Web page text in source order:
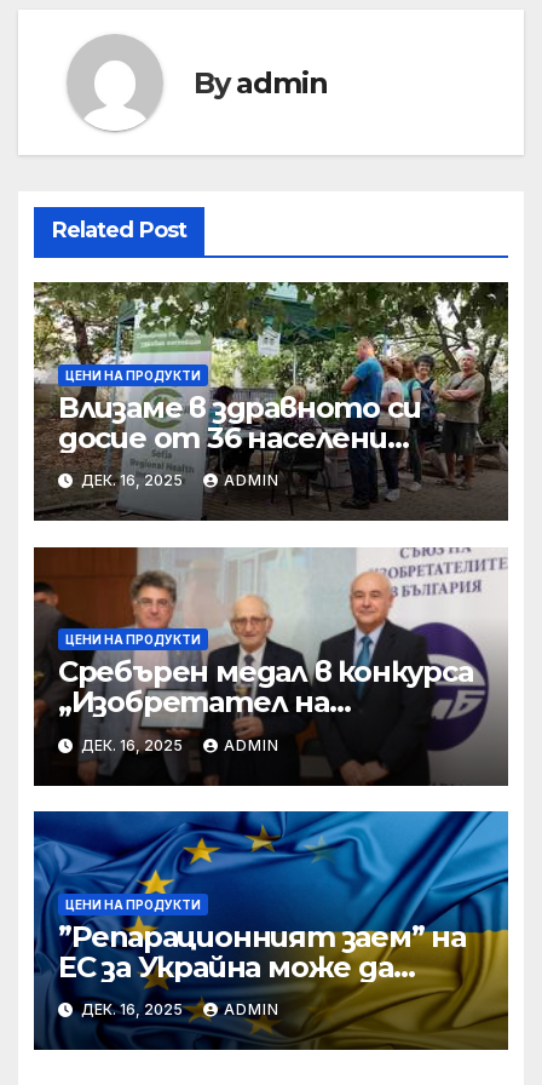
Byadmin
Related Post
ЦЕНИ НА ПРОДУКТИ
Влизаме в здравното си
досие от 36 населени
места • МЗ
ДЕК. 16, 2025 ADMIN
ЦЕНИ НА ПРОДУКТИ
Сребърен медал в конкурса
„Изобретател на
годината“ за учени от БАН
ДЕК. 16, 2025 ADMIN
ЦЕНИ НА ПРОДУКТИ
”Репарационният заем” на
ЕС за Украйна може да
достигне 130 милиарда
евро
ДЕК. 16, 2025 ADMIN